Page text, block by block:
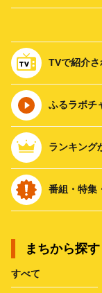
TVで紹介
ふるラボチ
ランキング
番組・特集
まちから探す
すべて